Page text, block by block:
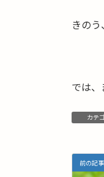
きの
では、
カテ
前の記事